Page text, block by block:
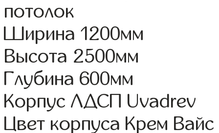
потолок
Ширина 1200мм
Высота 2500мм
Глубина 600мм
Корпус ЛДСП Uvadrev
Цвет корпуса Крем Вайс